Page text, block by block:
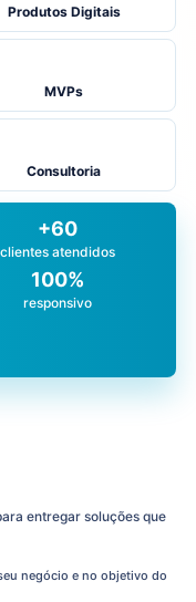
Produtos Digitais
MVPs
Consultoria
+60
clientes atendidos
100%
responsivo
entregar soluções que
negócio e no objetivo do